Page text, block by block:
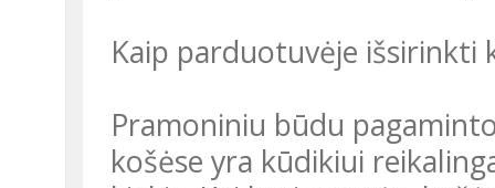
Kaip parduotuvėje išsirinkti
Pramoniniu būdu
košėse yra kūdikiui